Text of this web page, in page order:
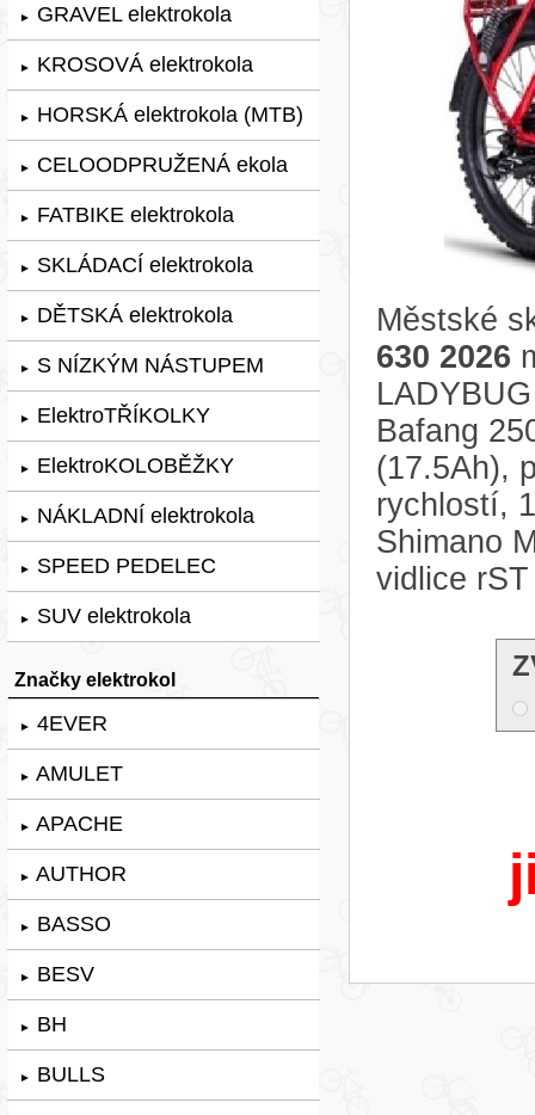
► GRAVEL elektrokola
► KROSOVÁ elektrokola
► HORSKÁ elektrokola (MTB)
► CELOODPRUŽENÁ ekola
► FATBIKE elektrokola
► SKLÁDACÍ elektrokola
► DĚTSKÁ elektrokola
► S NÍZKÝM NÁSTUPEM
► ElektroTŘÍKOLKY
► ElektroKOLOBĚŽKY
► NÁKLADNÍ elektrokola
► SPEED PEDELEC
► SUV elektrokola
Značky elektrokol
► 4EVER
► AMULET
► APACHE
► AUTHOR
► BASSO
► BESV
► BH
► BULLS
Městské
630 2026
Bafang
(17.5Ah),
rychlostí,
Shimano
vidlice